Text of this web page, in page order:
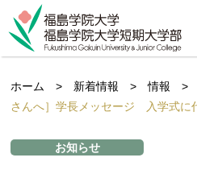
ホーム > 新着情報 >情報 >
さんへ］学長メッセージ 入学式に
お知らせ